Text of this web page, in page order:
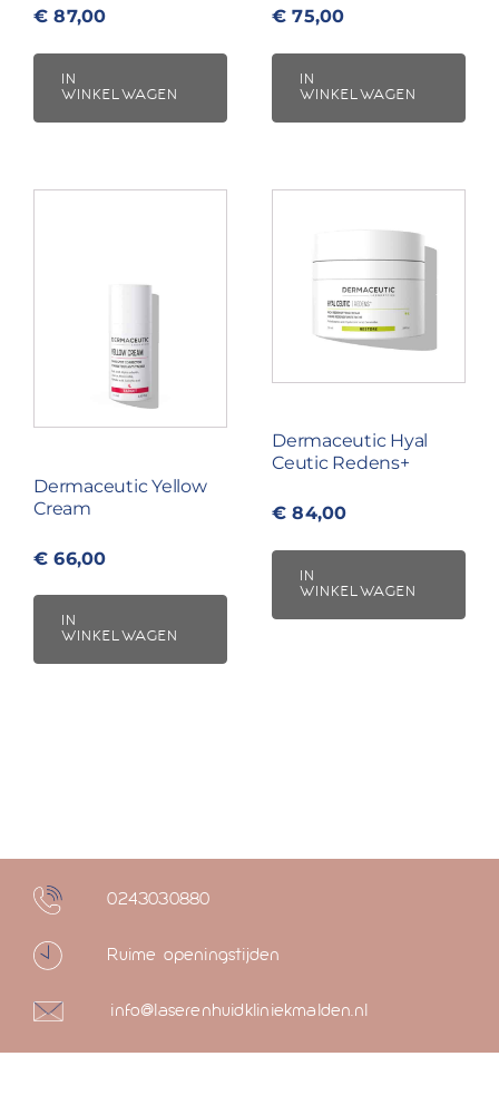
€ 87,00
IN
WINKELWAGEN
€ 75,00
IN
WINKELWAGEN
Dermaceutic Yellow
Cream
€ 66,00
IN
WINKELWAGEN
Dermaceutic Hyal
Ceutic Redens+
€ 84,00
IN
WINKELWAGEN
0243030880
Ruime openingstijden
info@laserenhuidkliniekmalden.nl